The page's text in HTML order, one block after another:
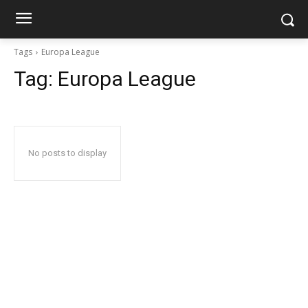
Tags Europa League
Tag: Europa League
No posts to display